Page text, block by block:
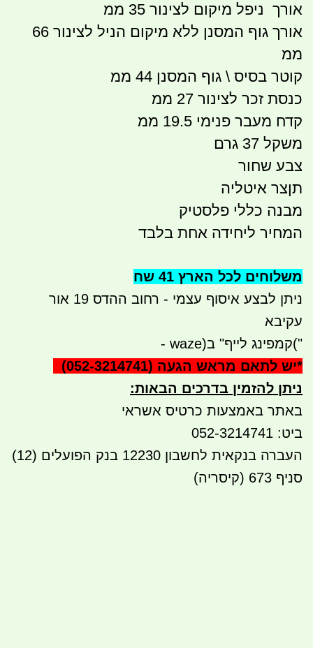
אורך ניפל מיקום לצינור 35 ממ
אורך גוף המסנן ללא מיקום הניל לצינור 66
ממ
קוטר בסיס \ גוף המסנן 44 ממ
כנסת זכר לצינור 27 ממ
קדח מעבר פנימי 19.5 ממ
משקל 37 גרם
צבע שחור
תןצר איטליה
מבנה כללי פלסטיק
המחיר ליחידה אחת בלבד
משלוחים לכל הארץ 41 שח
ניתן לבצע איסוף עצמי - רחוב ההדס 19 אור
עקיבא
("קמפינג לייף" ב- waze)
*יש לתאם מראש הגעה (052-3214741)
ניתן להזמין בדרכים הבאות:
באתר באמצעות כרטיס אשראי
ביט: 052-3214741
העברה בנקאית לחשבון 12230 בנק הפועלים (12)
סניף 673 (קיסריה)